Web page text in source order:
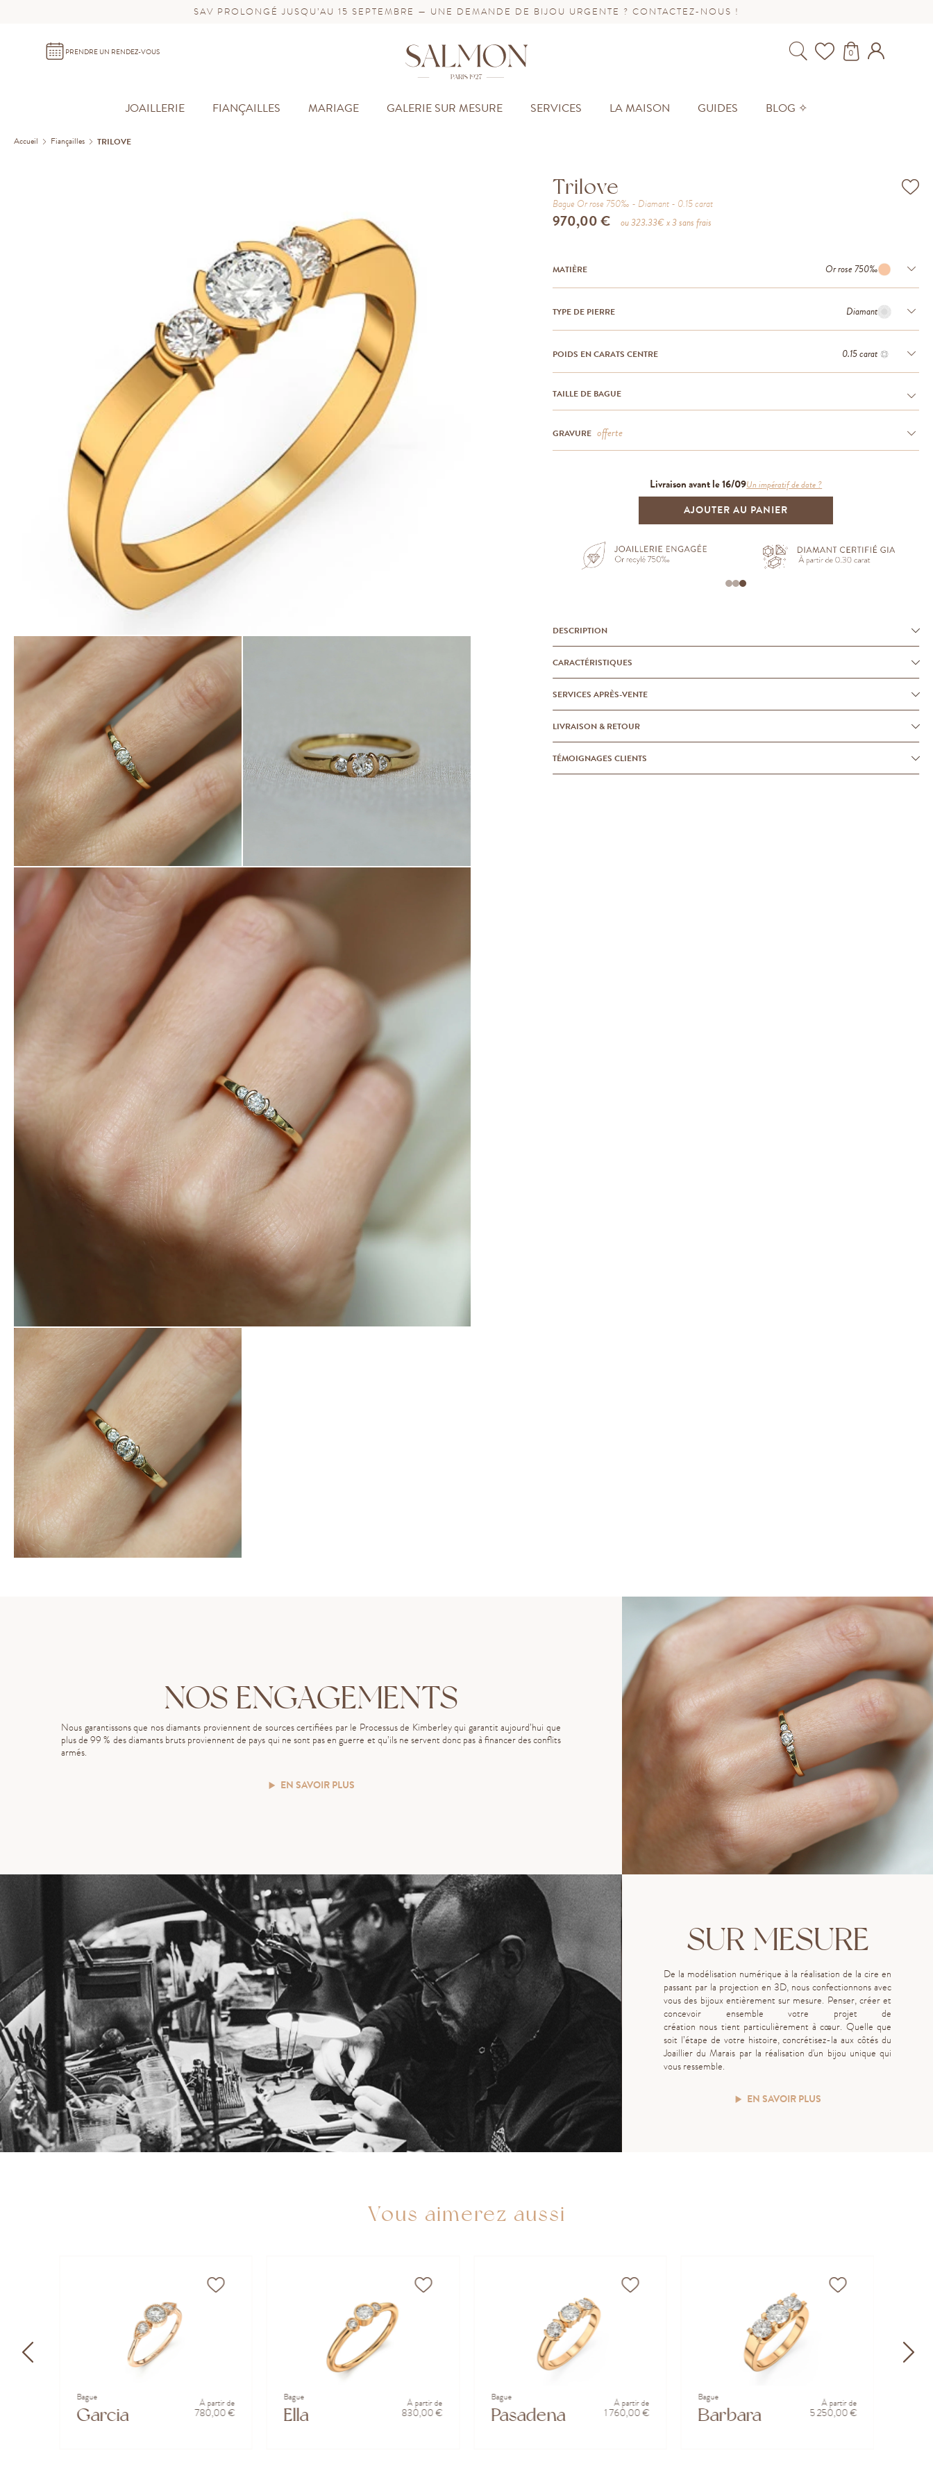
SAV PROLONGÉ JUSQU’AU 15 SEPTEMBRE — UNE DEMANDE DE BIJOU URGENTE ? CONTACTEZ-NOUS !
PRENDRE UN RENDEZ-VOUS
JOAILLERIE FIANÇAILLES MARIAGE GALERIE SUR MESURE SERVICES LA MAISON GUIDES BLOG ✧
0
Accueil Fiançailles TRILOVE
Trilove
Bague Or rose 750‰ Diamant 0.15carat
970,00 € ou323.33€ x 3 sans frais
MATIÈRE Or rose 750‰
TYPE DE PIERRE Diamant
POIDS EN CARATS CENTRE 0.15 carat
TAILLE DE BAGUE
GRAVURE offerte
Livraison avant le 16/09Un impératif de date ?
AJOUTER AU PANIER
DESCRIPTION
CARACTÉRISTIQUES
SERVICES APRÈS-VENTE
LIVRAISON & RETOUR
TÉMOIGNAGES CLIENTS
NOS ENGAGEMENTS
Nous garantissons que nos diamants proviennent de sources certifiées par le Processus de Kimberley qui garantit aujourd’hui que
plus de 99 % des diamants bruts proviennent de pays qui ne sont pas en guerre et qu’ils ne servent donc pas à financer des conflits
armés.
EN SAVOIR PLUS
SUR MESURE
De la modélisation numérique à la réalisation de la cire en
passant par la projection en 3D, nous confectionnons avec
vous des bijoux entièrement sur mesure. Penser, créeret
concevoir ensemble votre projet de
création nous tient particulièrementà cœur. Quelle que
soit l’étape de votre histoire, concrétisez-la aux côtés du
Joaillier du Marais par la réalisation d'un bijou unique qui
vous ressemble.
EN SAVOIR PLUS
Vous aimerez aussi
Bague
Garcia
À partir de
780,00 €
Bague
Ella
À partir de
830,00 €
Bague
Pasadena
À partir de
1 760,00 €
Bague
Barbara
À partir de
5 250,00 €